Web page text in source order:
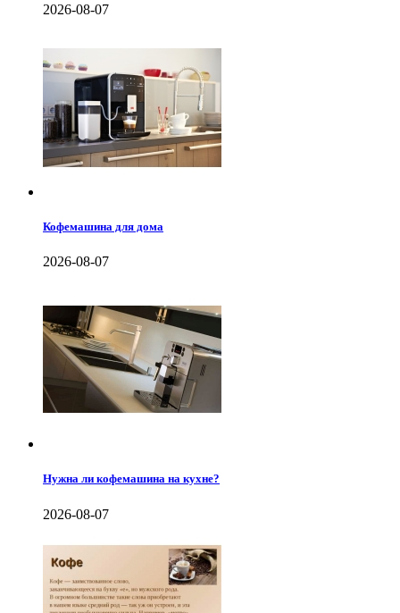
2026-08-07
Кофемашина для дома
2026-08-07
Нужна ли кофемашина на кухне?
2026-08-07